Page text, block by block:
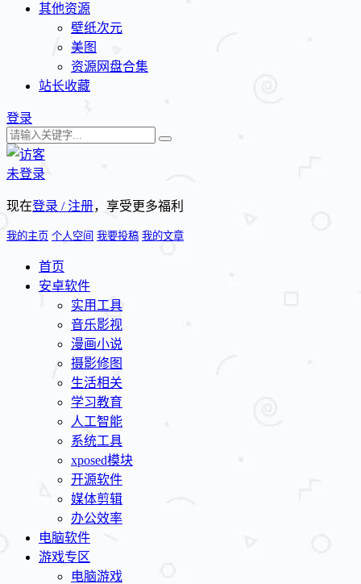
其他资源
壁纸次元
美图
资源网盘合集
站长收藏
登录
未登录
现在登录 / 注册，享受更多福利
我的主页 个人空间 我要投稿 我的文章
首页
安卓软件
实用工具
音乐影视
漫画小说
摄影修图
生活相关
学习教育
人工智能
系统工具
xposed模块
开源软件
媒体剪辑
办公效率
电脑软件
游戏专区
电脑游戏